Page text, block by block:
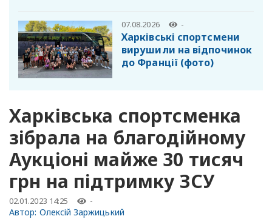
07.08.2026 -
Харківські спортсмени
вирушили на відпочинок
до Франції (фото)
Харківська спортсменка
зібрала на благодійному
Аукціоні майже 30 тисяч
грн на підтримку ЗСУ
02.01.2023 14:25 -
Автор: Олексій Заржицький